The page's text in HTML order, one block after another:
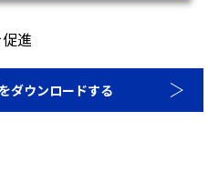
進
ダウンロードする